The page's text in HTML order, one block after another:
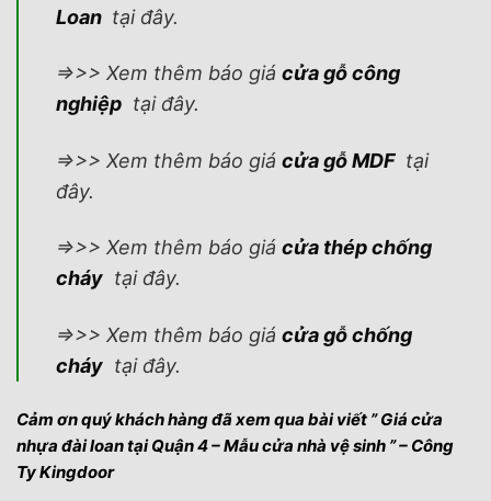
Loan tại đây.
=>>> Xem thêm báo giá cửa gỗ công
nghiệptại đây.
=>>> Xem thêm báo giá cửa gỗ MDF tại
đây.
=>>> Xem thêm báo giá cửa thép chống
cháytại đây.
=>>> Xem thêm báo giá cửa gỗ chống
cháytại đây.
Cảm ơn quý khách hàng đã xem qua bài viết ” Giá cửa
nhựa đài loan tại Quận 4 – Mẫu cửa nhà vệ sinh ” – Công
Ty Kingdoor